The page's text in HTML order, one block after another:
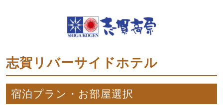
志賀リバーサイドホテル
宿泊プラン・お部屋選択